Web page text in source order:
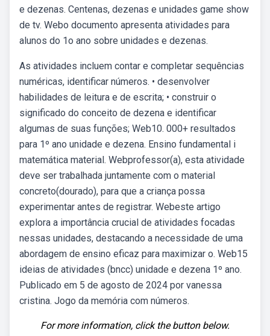
e dezenas. Centenas, dezenas e unidades game show
de tv. Webo documento apresenta atividades para
alunos do 1o ano sobre unidades e dezenas.
As atividades incluem contar e completar sequências
numéricas, identificar números. • desenvolver
habilidades de leitura e de escrita; • construir o
significado do conceito de dezena e identificar
algumas de suas funções; Web10. 000+ resultados
para 1º ano unidade e dezena. Ensino fundamental i
matemática material. Webprofessor(a), esta atividade
deve ser trabalhada juntamente com o material
concreto(dourado), para que a criança possa
experimentar antes de registrar. Webeste artigo
explora a importância crucial de atividades focadas
nessas unidades, destacando a necessidade de uma
abordagem de ensino eficaz para maximizar o. Web15
ideias de atividades (bncc) unidade e dezena 1º ano.
Publicado em 5 de agosto de 2024 por vanessa
cristina. Jogo da memória com números.
For more information, click the button below.